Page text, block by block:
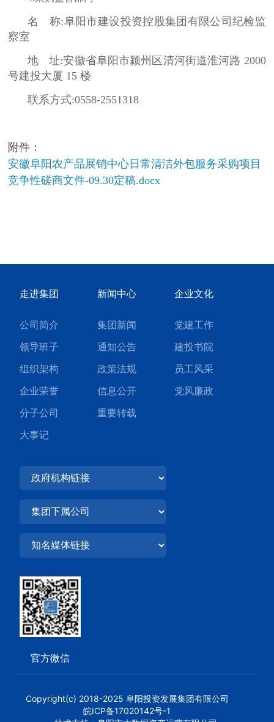
名 称:阜阳市建设投资控股集团有限公司纪检监
察室
地
址:安徽省阜阳市颍州区清河街道淮河路 2000
号建投大厦 15 楼
联系方式:0558-2551318
附件：
安徽阜阳农产品展销中心日常清洁外包服务采购项目
竞争性磋商文件-09.30定稿.docx
走进集团
公司简介
领导班子
组织架构
企业荣誉
分子公司
大事记
新闻中心
集团新闻
通知公告
政策法规
信息公开
重要转载
企业文化
党建工作
建投书院
员工风采
党风廉政
官方微信
Copyright(c) 2018-2025 阜阳投资发展集团有限公司
皖ICP备17020142号-1